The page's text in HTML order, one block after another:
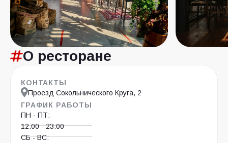
О ресторане
КОНТАКТЫ
Проезд Сокольнического Круга, 2
ГРАФИК РАБОТЫ
ПН - ПТ:
12:00 - 23:00
СБ - ВС: